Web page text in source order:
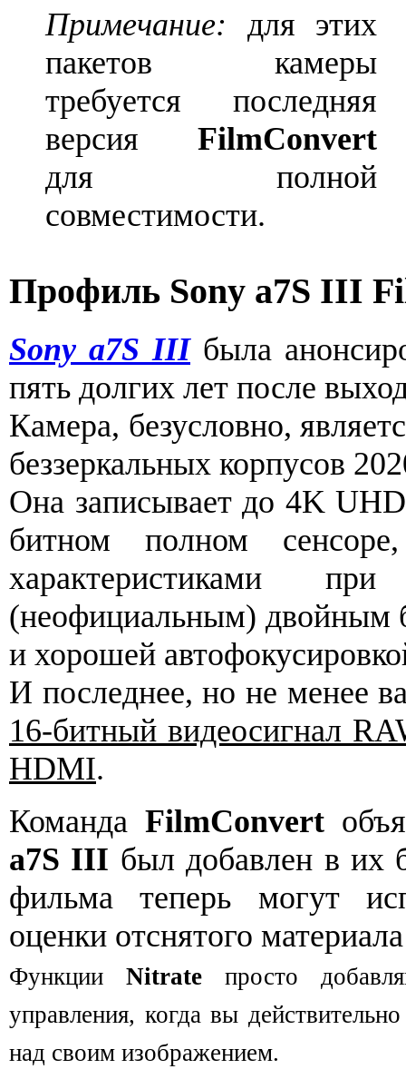
Примечание: для этих
пакетов камеры
требуется последняя
версия FilmConvert
для полной
совместимости.
Профиль Sony a7S III
Sony a7S IIIбыла
пять долгих лет после
Камера, безусловно,
беззеркальных корпусов
Она записывает до 4K
битном полном
характеристиками
(неофициальным) двойным
и хорошей
И последнее, но не менее
16-битный видеосигнал
HDMI.
КомандаFilmConvert
a7S III был добавлен в их
фильма теперь могут
оценки отснятого
Функции Nitrateпросто
управления, когда вы
над своим изображением.